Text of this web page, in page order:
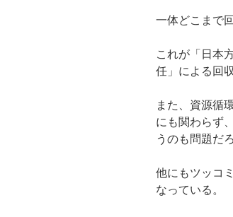
一体どこまで
これが「日本
任」による回
また、資源循
にも関わらず
うのも問題だ
他にもツッコ
なっている。